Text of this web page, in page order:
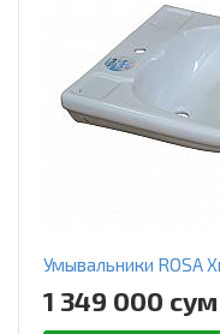
Умывальники ROSA
1 349 000 сум